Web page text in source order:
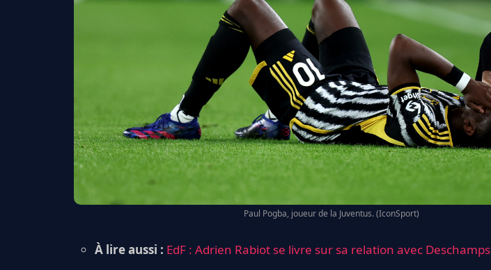
Paul Pogba, joueur de la Juventus. (IconSport)
À lire aussi : EdF : Adrien Rabiot se livre sur sa relation avec Deschamps